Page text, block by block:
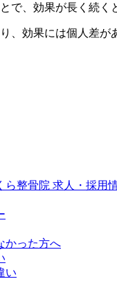
で、効果が長く続く
、効果には個人差が
ら整骨院 求人・採用
かった方へ
い